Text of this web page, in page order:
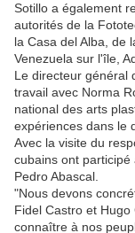
Sotillo a également
autorités de la
la Casa del Alba, de
Venezuela sur l'île,
Le directeur général
travail avec Norma
national des arts
expériences dans le
Avec la visite du
cubains ont
Pedro Abascal.
"Nous devons
Fidel Castro et
connaître à nos